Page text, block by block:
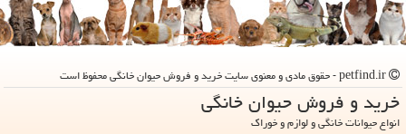
خرید و فروش حیوان خانگی
انواع حیوانات خانگی و لوازم و خوراک